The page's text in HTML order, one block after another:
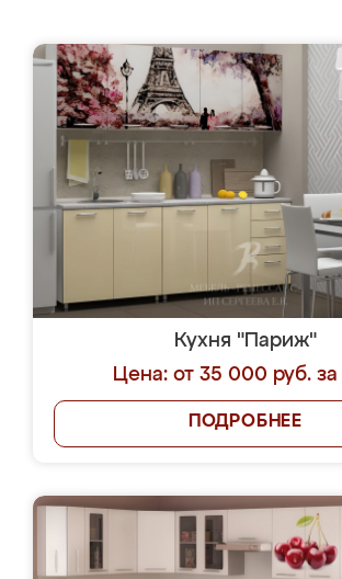
Кухня "Париж"
Цена: от 35 000 руб.
ПОДРОБНЕЕ